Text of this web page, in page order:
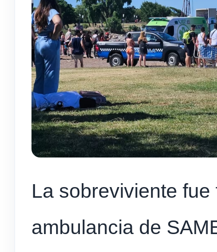
La sobreviviente
ambulancia de